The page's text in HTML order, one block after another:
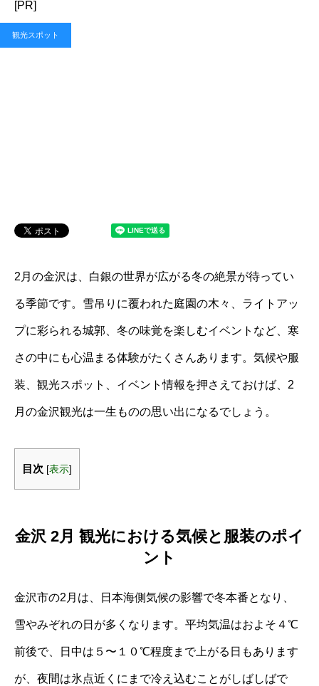
[PR]
観光スポット
2月の金沢は、白銀の世界が広がる冬の絶景が待ってい
る季節です。雪吊りに覆われた庭園の木々、ライトアッ
プに彩られる城郭、冬の味覚を楽しむイベントなど、寒
さの中にも心温まる体験がたくさんあります。気候や服
装、観光スポット、イベント情報を押さえておけば、2
月の金沢観光は一生ものの思い出になるでしょう。
目次 [表示]
金沢 2月 観光における気候と服装のポイ
ント
金沢市の2月は、日本海側気候の影響で冬本番となり、
雪やみぞれの日が多くなります。平均気温はおよそ４℃
前後で、日中は５〜１０℃程度まで上がる日もあります
が、夜間は氷点近くにまで冷え込むことがしばしばで